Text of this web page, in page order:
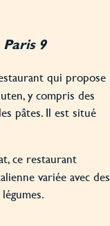
9
qui propose
y compris des
pâtes. Il est situé
ce restaurant
variée avec des